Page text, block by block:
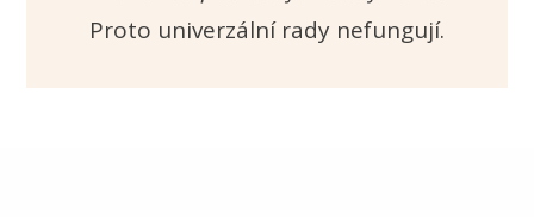
Proto univerzální rady nefungují.